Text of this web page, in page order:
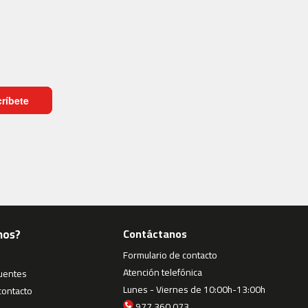
Contáctanos
Formulario de contacto
Atención telefónica
Lunes - Viernes de 10:00h-13:00h